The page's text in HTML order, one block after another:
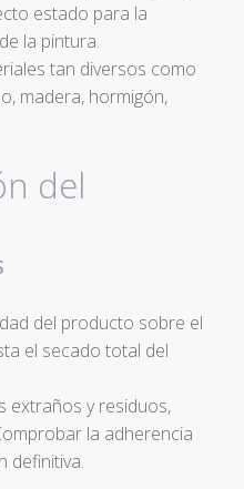
estado para la
la pintura.
tan diversos como
madera, hormigón,
del
del producto sobre el
el secado total del
extraños y residuos,
la adherencia
definitiva.